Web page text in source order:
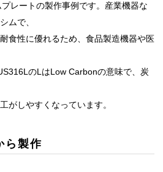
レートの製作事例です。産業機器な
ムで、
食性に優れるため、食品製造機器や医
のLはLow Carbonの意味で、炭
がしやすくなっています。
ら製作